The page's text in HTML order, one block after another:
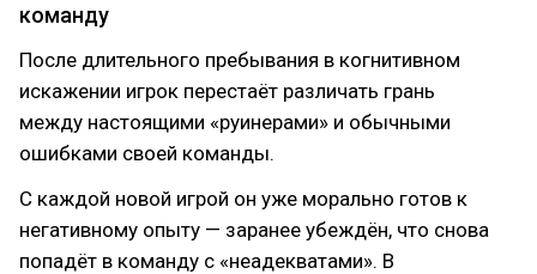
команду
После длительного пребывания в когнитивном
искажении игрок перестаёт различать грань
между настоящими «руинерами» и обычными
ошибками своей команды.
С каждой новой игрой он уже морально готов к
негативному опыту — заранее убеждён, что снова
попадёт в команду с «неадекватами». В